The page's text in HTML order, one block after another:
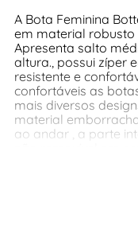
A Bota Feminina
em material
Apresenta salto
altura., possui zíper
resistente e
confortáveis as
mais diversos
material
ao andar , a parte